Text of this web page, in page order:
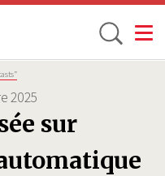
Toggle
2025
sur